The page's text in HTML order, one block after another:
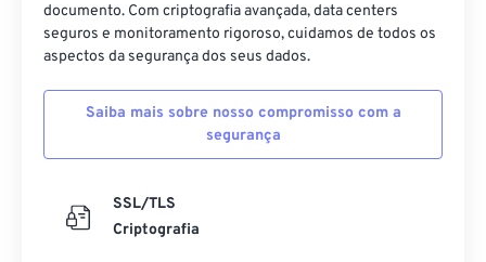
documento. Com criptografia avançada, data centers
seguros e monitoramento rigoroso, cuidamos de todos os
aspectos da segurança dos seus dados.
Saiba mais sobre nosso compromisso com a
segurança
SSL/TLS
Criptografia